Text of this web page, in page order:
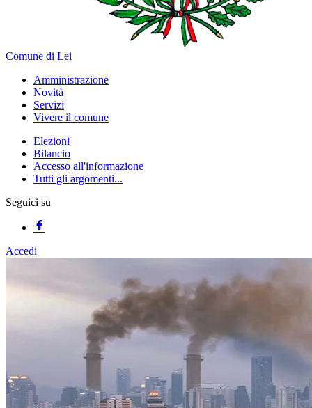
Comune di Lei
Amministrazione
Novità
Servizi
Vivere il comune
Elezioni
Bilancio
Accesso all'informazione
Tutti gli argomenti...
Seguici su
Accedi